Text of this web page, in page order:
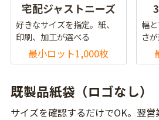
宅配ジャストニーズ
好きなサイズを指定。紙、
印刷、加工が選べる
最小ロット1,000枚
幅
さ
既製品紙袋（ロゴなし）
サイズを確認するだけでOK。翌営